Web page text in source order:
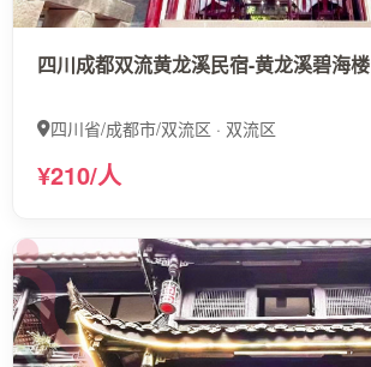
四川成都双流黄龙溪民宿-黄龙溪碧海楼
四川省/成都市/双流区 · 双流区
¥210/人